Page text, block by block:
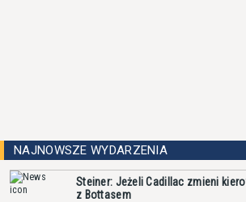
NAJNOWSZE WYDARZENIA
Steiner: Jeżeli Cadillac zmieni
z Bottasem